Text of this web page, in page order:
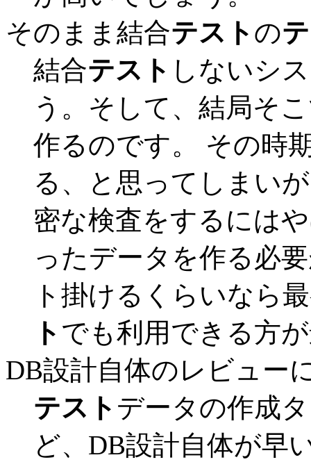
そのまま結合テスト の
結合テスト しないシ
う。そして、結局そ
作るのです。 その時
る、と思ってしまい
密な検査をするには
ったデータを作る必
ト掛けるくらいなら
ト でも利用できる方
DB設計自体のレビュー
テスト データの作成
ど、DB設計自体が早